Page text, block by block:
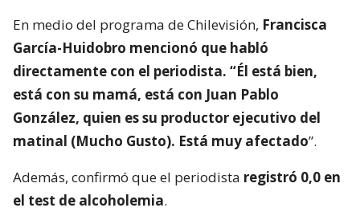
En medio del programa de Chilevisión, Francisca
García-Huidobro mencionó que habló
directamente con el periodista. “Él está bien,
está con su mamá, está con Juan Pablo
González, quien es su productor ejecutivo del
matinal (Mucho Gusto). Está muy afectado”.
Además, confirmó que el periodista registró 0,0 en
el test de alcoholemia.